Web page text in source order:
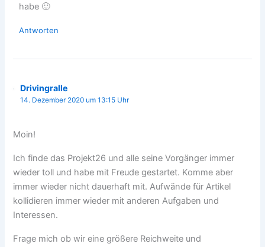
habe 🙂
Antworten
Drivingralle
14. Dezember 2020 um 13:15 Uhr
Moin!
Ich finde das Projekt26 und alle seine Vorgänger immer
wieder toll und habe mit Freude gestartet. Komme aber
immer wieder nicht dauerhaft mit. Aufwände für Artikel
kollidieren immer wieder mit anderen Aufgaben und
Interessen.
Frage mich ob wir eine größere Reichweite und